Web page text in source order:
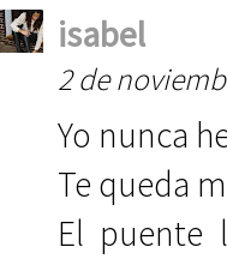
isabel
2 de
Yo nunca
Te queda
El puente